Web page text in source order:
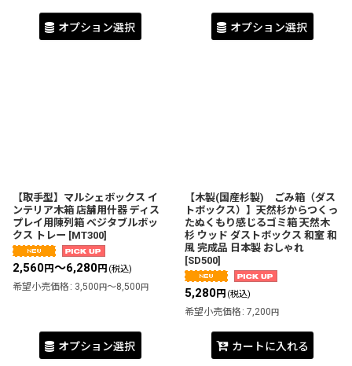
オプション選択 オプション選択
【取手型】マルシェボックス イ
ンテリア木箱 店舗用什器 ディス
プレイ用陳列箱 ベジタブルボッ
クス トレー [MT300]
2,560円～6,280円 (税込)
希望小売価格 : 3,500 円～8,500 円
オプション選択
【木製(国産杉製) ごみ箱（ダス
トボックス）】天然杉からつくっ
たぬくもり感じるゴミ箱 天然木
杉 ウッド ダストボックス 和室 和
風 完成品 日本製 おしゃれ
[SD500]
5,280円 (税込)
希望小売価格 : 7,200 円
カートに入れる